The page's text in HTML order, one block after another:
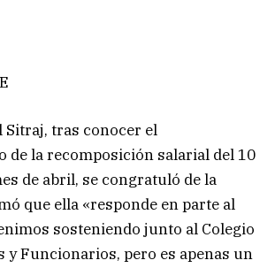
Sitraj, tras conocer el
de la recomposición salarial del 10
de abril, se congratuló de la
que ella «responde en parte al
sosteniendo junto al Colegio
y Funcionarios, pero es apenas un